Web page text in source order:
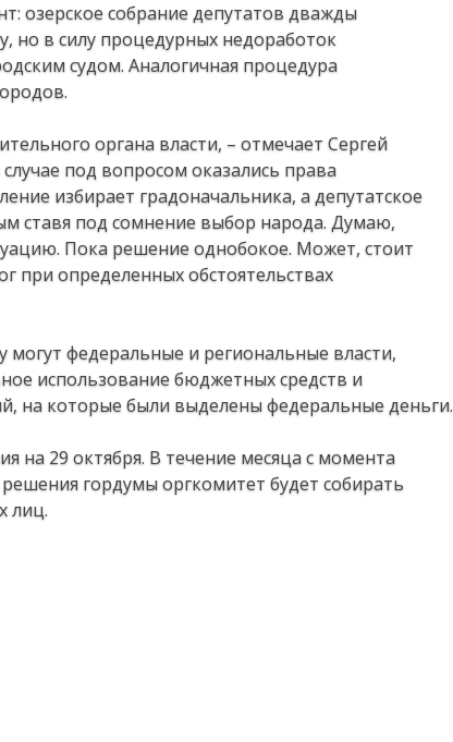
озерское собрание депутатов дважды
но в силу процедурных недоработок
судом. Аналогичная процедура
органа власти, – отмечает Сергей
под вопросом оказались права
избирает градоначальника, а депутатское
ставя под сомнение выбор народа. Думаю,
Пока решение однобокое. Может, стоит
при определенных обстоятельствах
федеральные и региональные власти,
использование бюджетных средств и
на которые были выделены федеральные деньги.
на 29 октября. В течение месяца с момента
гордумы оргкомитет будет собирать
лиц.